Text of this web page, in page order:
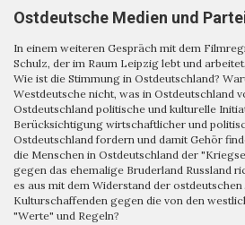
Ostdeutsche Medien und
In einem weiteren Gespräch mit dem
Schulz, der im Raum Leipzig lebt und
Wie ist die Stimmung in Ostdeutschland?
Westdeutsche nicht, was in Ostdeutschland
Ostdeutschland politische und kulturelle
Berücksichtigung wirtschaftlicher und
Ostdeutschland fordern und damit Gehör
die Menschen in Ostdeutschland der
gegen das ehemalige Bruderland Russland
es aus mit dem Widerstand der ostdeutschen
Kulturschaffenden gegen die von den
"Werte" und Regeln?